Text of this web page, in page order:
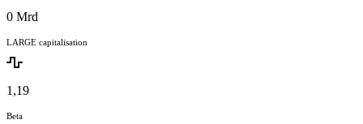
0 Mrd
LARGE capitalisation
1,19
Beta